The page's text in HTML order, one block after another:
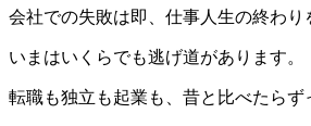
会社での失敗は即、仕事人生の終わり
いまはいくらでも逃げ道があります。
転職も独立も起業も、昔と比べたらず